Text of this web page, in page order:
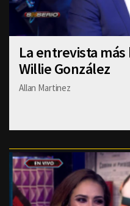
La entrevista
Willie González
Allan Martinez